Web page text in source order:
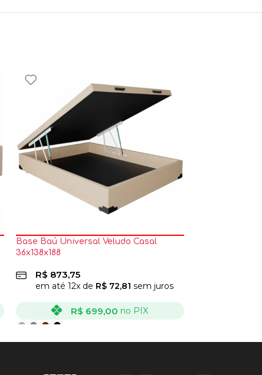
Base Baú Universal Veludo Casal
36x138x188
R$ 873,75
em até 12x de R$72,81 sem juros
R$ 699,00 no PIX
VER OPÇÕES VER OPÇÕES